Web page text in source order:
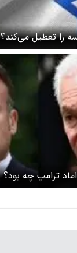
را تعطیل
ترامپ چه بود؟